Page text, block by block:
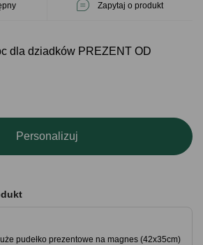
Zapytaj o produkt
dla dziadków PREZENT OD
Personalizuj
pudełko prezentowe na magnes (42x35cm)